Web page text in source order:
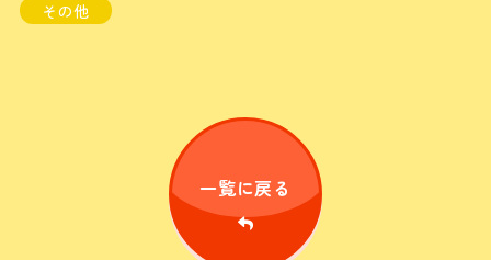
その他
一覧に戻る